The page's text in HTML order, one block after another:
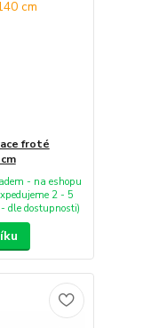
froté
- na eshopu
2 - 5
dle dostupnosti)